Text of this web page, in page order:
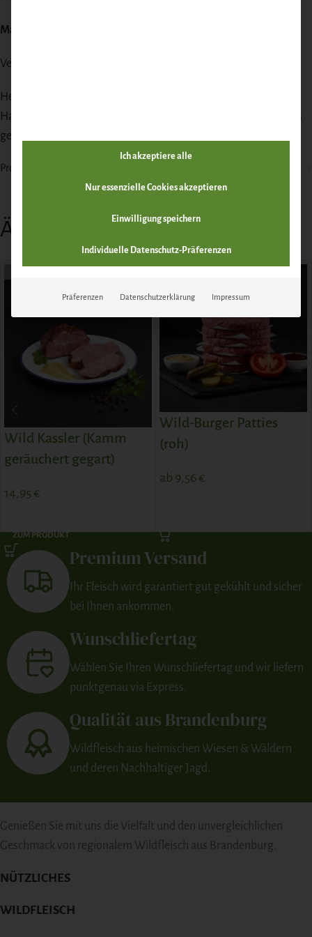
Mager, proteinreich & natürlich aromatisch
Verpackung:
Herkunft:
Hackfleisch muss immer vollständig durchgegart sein, bevor es
gegessen wird.
Produktsicherheit
Ähnliche Produkte
Wild Kassler (Kamm
geräuchert gegart)
14,95 €
ZUM PRODUKT
Wild-Burger Patties
(roh)
ab 9,56 €
Premium Versand
Ihr Fleisch wird garantiert gut gekühlt und sicher
bei Ihnen ankommen.
Wunschliefertag
Wählen Sie Ihren Wunschliefertag und wir liefern
punktgenau via Express.
Qualität aus Brandenburg
Wildfleisch aus heimischen Wiesen & Wäldern
und deren Nachhaltiger Jagd.
Genießen Sie mit uns die Vielfalt und den unvergleichlichen
Geschmack von regionalem Wildfleisch aus Brandenburg.
NÜTZLICHES
WILDFLEISCH
Ich akzeptiere alle
Nur essenzielle Cookies akzeptieren
Einwilligung speichern
Individuelle Datenschutz-Präferenzen
Präferenzen Datenschutzerklärung Impressum